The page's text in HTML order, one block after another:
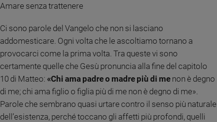
e
valori
Ambiente
e
Creato
Volontariato
Diritti
Aziende
Amare senza trattenere
Ci sono parole del Vangelo che non si lasciano
addomesticare. Ogni volta che le ascoltiamo tornano a
provocarci come la prima volta. Tra queste vi sono
certamente quelle che Gesù pronuncia alla fine del capitolo
10 di Matteo: «Chi ama padre o madre più di me non è degno
di me; chi ama figlio o figlia più di me non è degno di me».
Parole che sembrano quasi urtare contro il senso più naturale
dell’esistenza, perché toccano gli affetti più profondi, quelli